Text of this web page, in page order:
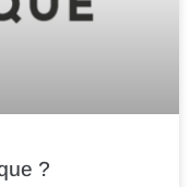
?